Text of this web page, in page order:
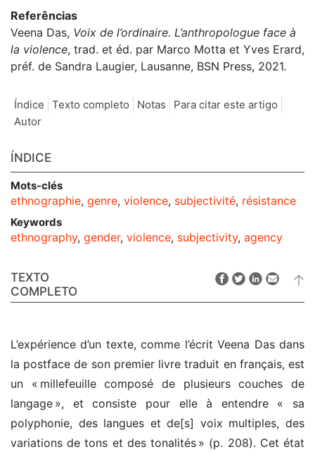
Referências
Veena Das, Voix de l’ordinaire. L’anthropologue face à
la violence, trad. et éd. par Marco Motta et Yves Erard,
préf. de Sandra Laugier, Lausanne, BSN Press, 2021.
Índice Texto completo Notas
Para citar este artigo
Autor
ÍNDICE
Mots-clés
ethnographie, genre, violence, subjectivité, résistance
Keywords
ethnography, gender, violence, subjectivity, agency
TEXTO
COMPLETO
L’expérience d’un texte, comme l’écrit Veena Das dans
la postface de son premier livre traduit en français, est
un « millefeuille composé de plusieurs couches de
langage », et consiste pour elle à entendre « sa
polyphonie, des langues et de[s] voix multiples, des
variations de tons et des tonalités » (p. 208). Cet état